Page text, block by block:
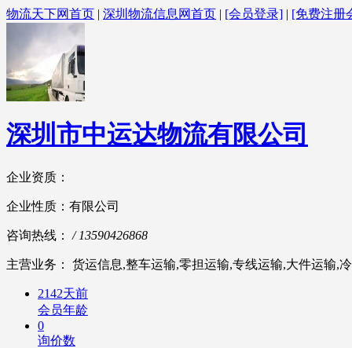
物流天下网首页 | 深圳物流信息网首页 | [会员登录] | [免费注册
深圳市中运达物流有限公司
企业资质：
企业性质：有限公司
咨询热线： / 13590426868
主营业务： 货运信息,整车运输,零担运输,专线运输,大件运输,
2142天前
会员年龄
0
询价数